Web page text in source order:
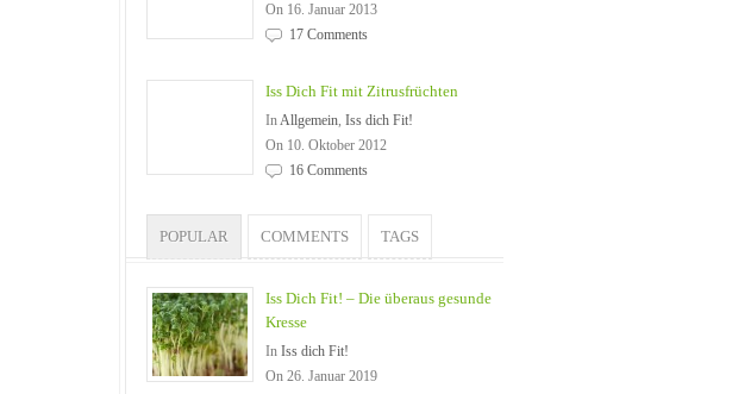
On 16. Januar 2013
17 Comments
Iss Dich Fit mit Zitrusfrüchten
InAllgemein, Iss dich Fit!
On 10. Oktober 2012
16 Comments
POPULAR COMMENTS TAGS
Iss Dich Fit! – Die überaus gesunde
Kresse
In Iss dich Fit!
On 26. Januar 2019